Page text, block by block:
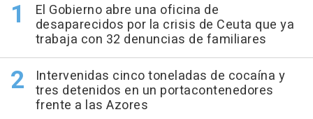
El Gobierno abre una oficina de
desaparecidos por la crisis de Ceuta que ya
trabaja con 32 denuncias de familiares
Intervenidas cinco toneladas de cocaína y
tres detenidos en un portacontenedores
frente a las Azores